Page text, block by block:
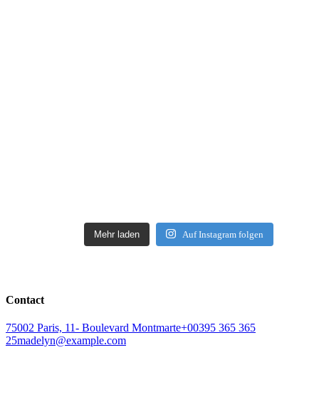
Mehr laden Auf Instagram folgen
Contact
75002 Paris, 11- Boulevard Montmarte+00395 365 365
25madelyn@example.com